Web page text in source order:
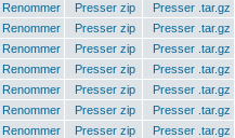
Renommer Presser zip
Presser .tar.gz
Renommer Presser zip
Presser .tar.gz
Renommer Presser zip
Presser .tar.gz
Renommer Presser zip
Presser .tar.gz
Renommer Presser zip
Presser .tar.gz
Renommer Presser zip
Presser .tar.gz
Renommer Presser zip
Presser .tar.gz